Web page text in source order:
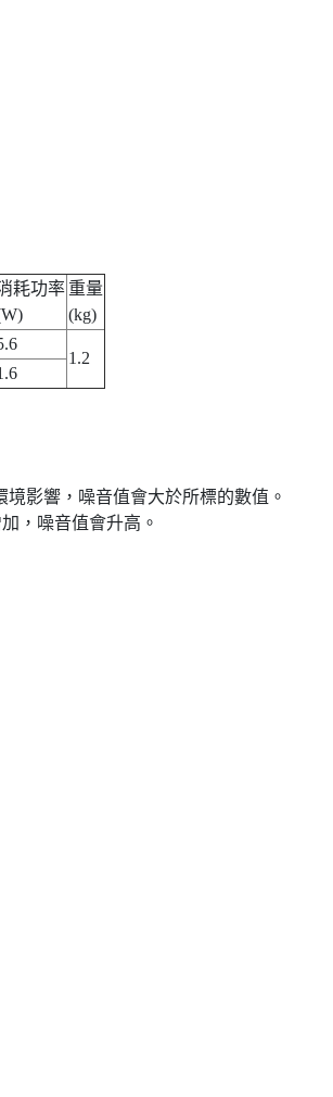
耗功率 重量
(kg)
1.2
影響，噪音值會大於所標的數值。
，噪音值會升高。